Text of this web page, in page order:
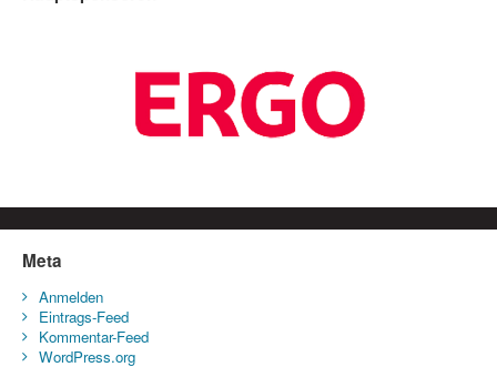
Meta
Anmelden
Eintrags-Feed
Kommentar-Feed
WordPress.org